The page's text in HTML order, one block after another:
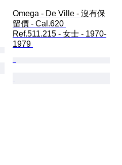
Omega - De Ville - 沒有保
留價 - Cal.620
Ref.511.215 - 女士 - 1970-
1979